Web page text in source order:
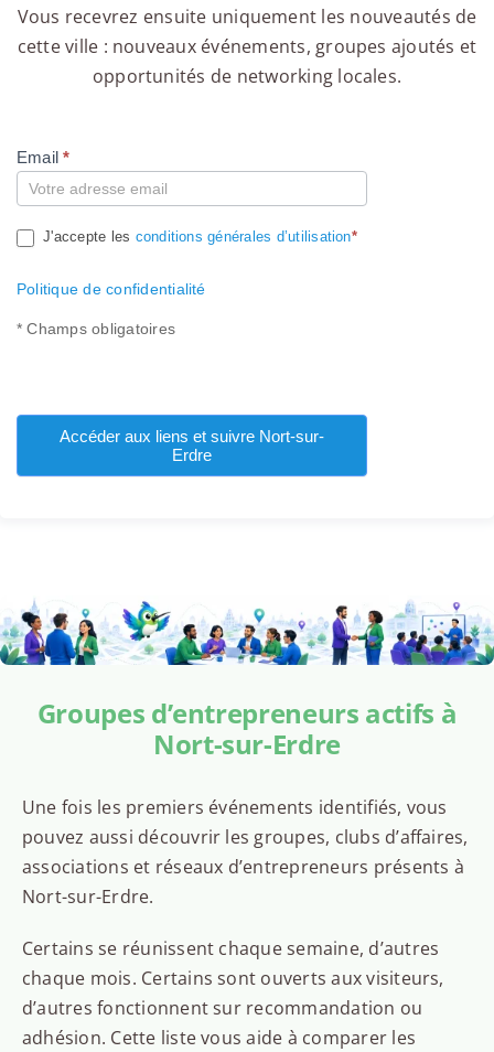
Vous recevrez ensuite uniquement les nouveautés de
cette ville : nouveaux événements, groupes ajoutés et
opportunités de networking locales.
Compte
Email*
J'accepte les conditions générales d’utilisation*
Politique de confidentialité
* Champs obligatoires
Accéder aux liens et suivre Nort-sur-
Erdre
Groupes d’entrepreneurs actifs à
Nort-sur-Erdre
Une fois les premiers événements identifiés, vous
pouvez aussi découvrir les groupes, clubs d’affaires,
associations et réseaux d’entrepreneurs présents à
Nort-sur-Erdre.
Certains se réunissent chaque semaine, d’autres
chaque mois. Certains sont ouverts aux visiteurs,
d’autres fonctionnent sur recommandation ou
adhésion. Cette liste vous aide à comparer les